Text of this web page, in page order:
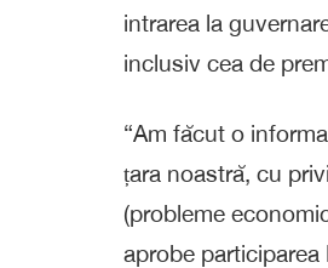
intrarea la
inclusiv cea de
“Am făcut o
țara noastră, cu
(probleme
aprobe